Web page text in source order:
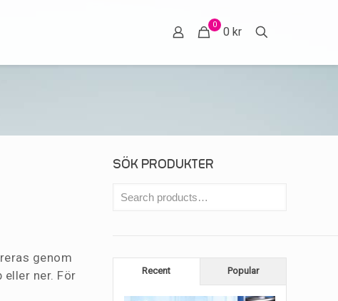
0
0 kr
genom
ner. För
SÖK PRODUKTER
Recent Popular